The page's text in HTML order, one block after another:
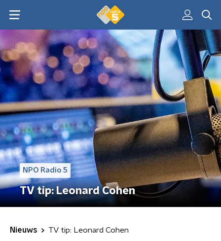
NPO Radio 5
TV tip: Leonard Cohen
Nieuws TV tip: Leonard Cohen